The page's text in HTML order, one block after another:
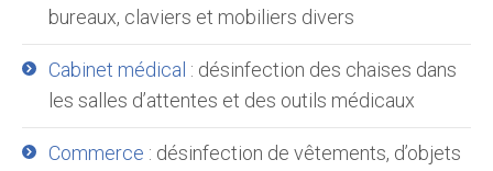
bureaux, claviers et mobiliers divers
Cabinet médical : désinfection des chaises dans
les salles d’attentes et des outils médicaux
Commerce : désinfection de vêtements, d’objets